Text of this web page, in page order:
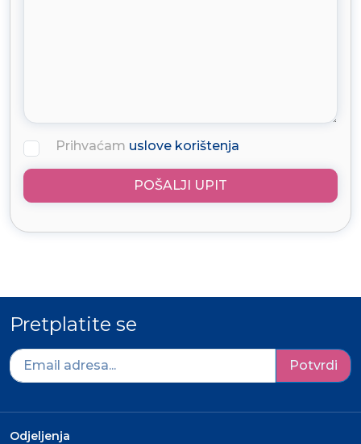
Prihvaćam uslove korištenja
POŠALJI UPIT
Pretplatite se
Potvrdi
Odjeljenja